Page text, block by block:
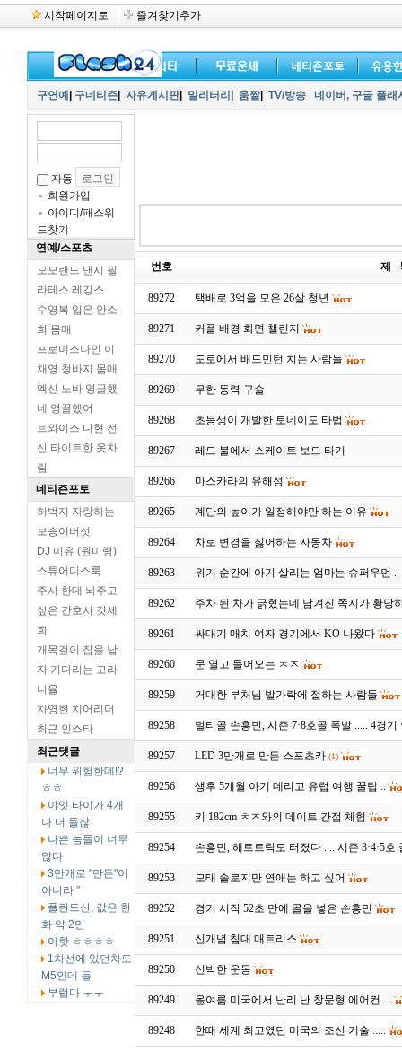
시작페이지로 즐겨찾기추가
구연예 구네티즌 자유게시판| 밀리터리 움짤| TV/방송 네이버, 구글 플
자동
회원가입
아이디/패스워
드찾기
연예/스포츠
모모랜드 낸시 필
라테스 레깅스
수영복 입은 안소
희 몸매
프로미스나인 이
채영 청바지 몸매
엑신 노바 영끌했
네 영끌했어
트와이스 다현 전
신 타이트한 옷차
림
네티즌포토
허벅지 자랑하는
보송이버섯
DJ 미유 (원미령)
스튜어디스룩
주사 한대 놔주고
싶은 간호사 갓세
희
개목걸이 잡을 남
자 기다리는 고라
니율
차영현 치어리더
최근 인스타
최근댓글
너무 위험한데!?
ㅎㅎ
야잇 타이가 4개
나 더 들잖
나쁜 놈들이 너무
많다
3만개로 "만든"이
아니라 "
폴란드산, 값은 한
화 약 2만
아핫 ㅎㅎㅎㅎ
1차선에 있던차도
M5인데 둘
부럽다 ㅜㅜ
번호 제
89272 택배로 3억을 모은 26살 청년
89271 커플 배경 화면 챌린지
89270 도로에서 배드민턴 치는 사람들
89269 무한 동력 구슬
89268 초등생이 개발한 토네이도 타법
89267 레드 불에서 스케이트 보드 타기
89266 마스카라의 유해성
89265 계단의 높이가 일정해야만 하는 이유
89264 차로 변경을 싫어하는 자동차
89263 위기 순간에 아기 살리는 엄마는 슈퍼우먼 ..
89262 주차 된 차가 긁혔는데 남겨진 쪽지가 황당
89261 싸대기 매치 여자 경기에서 KO 나왔다
89260 문 열고 들어오는 ㅊㅈ
89259 거대한 부처님 발가락에 절하는 사람들
89258 멀티골 손흥민, 시즌 7·8호골 폭발 ..... 4경기
89257 LED 3만개로 만든 스포츠카 (1)
89256 생후 5개월 아기 데리고 유럽 여행 꿀팁 ..
89255 키 182cm ㅊㅈ와의 데이트 간접 체험
89254 손흥민, 해트트릭도 터졌다 .... 시즌 3·4·5호
89253 모태 솔로지만 연애는 하고 싶어
89252 경기 시작 52초 만에 골을 넣은 손흥민
89251 신개념 침대 매트리스
89250 신박한 운동
89249 올여름 미국에서 난리 난 창문형 에어컨 ...
89248 한때 세계 최고였던 미국의 조선 기술 .....